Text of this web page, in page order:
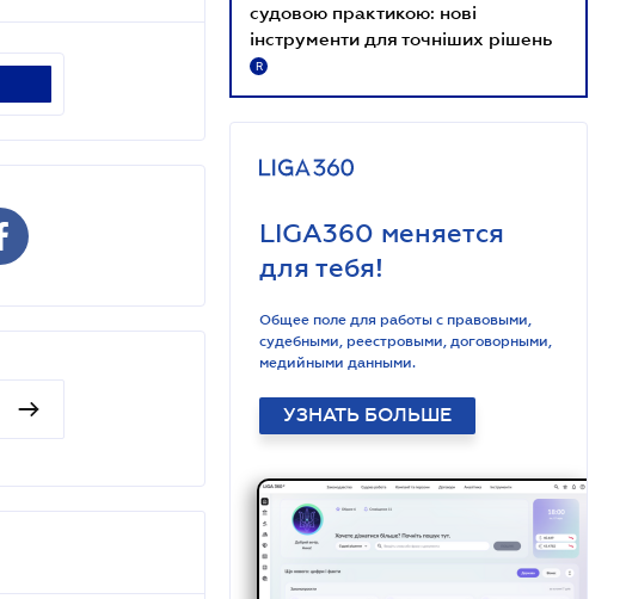
судовою практикою: нові
інструменти для точніших рішень
R
LIGA360 меняется
для тебя!
Общее поле для работы с правовыми,
судебными, реестровыми, договорными,
медийными данными.
УЗНАТЬ БОЛЬШЕ